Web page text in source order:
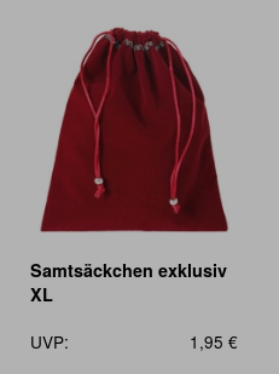
Samtsäckchen exklusiv
XL
UVP:
1,95 €